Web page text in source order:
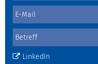
LinkedIn